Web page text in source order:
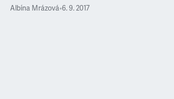
Albína Mrázová•6. 9. 2017